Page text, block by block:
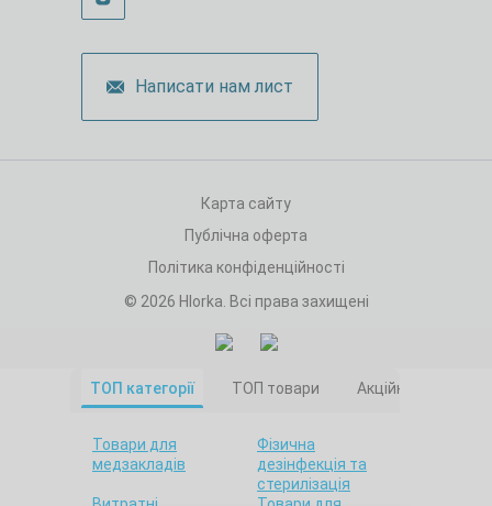
Написати нам лист
Карта сайту
Публічна оферта
Політика конфіденційності
© 2026 Hlorka. Всі права захищені
ТОП категорії ТОП товари Акційні товари
Товари для
медзакладів
Фізична
дезінфекція та
стерилізація